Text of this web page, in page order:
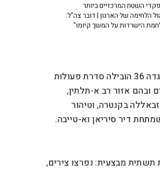
השטח המרכזיים ביותר
הלחימה של הארגון | דובר צה"ל:
הישרדות על המשך קיומו"
מאז, פעלו בצה"ל לייצר את התנאים למהלך. אוגדה 36 הובילה סדרת פעולות
ובהם אזור רב א-תלתין,
בקנטרה, וטיהור
דיר סיריאן וא-טייבה.
מבצעית: נפרצו צירים,